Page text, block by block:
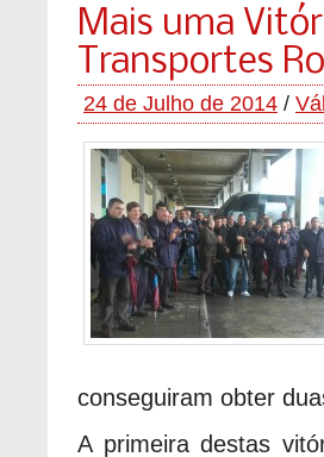
Mais uma
Transportes
24 de Julho de 2014 /
conseguiram obter
A primeira destas